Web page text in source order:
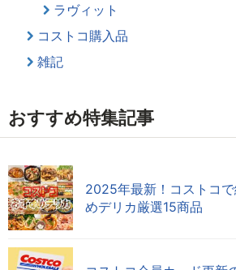
ラヴィット
コストコ購入品
雑記
おすすめ特集記事
2025年最新！コストコ
めデリカ厳選15商品